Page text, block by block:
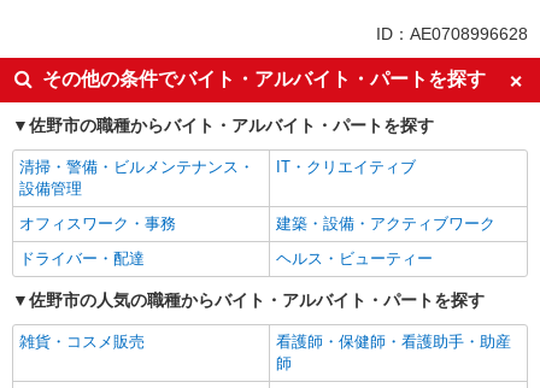
入社日応相談
経験者・有資格者歓迎
女性活躍中
ブランクOK
日払い
車通勤OK
バイク通勤OK
自転車通勤OK
交通費支給
社会保険あり
同じ職種から求人を探す
医療・介護・福祉
介護職・ヘルパー
ID：AE0708996628
その他の条件でバイト・アルバイト・パートを探す
佐野市の職種からバイト・アルバイト・パートを探す
清掃・警備・ビルメンテナンス・
設備管理
IT・クリエイティブ
オフィスワーク・事務
建築・設備・アクティブワーク
ドライバー・配達
ヘルス・ビューティー
佐野市の人気の職種からバイト・アルバイト・パートを探す
雑貨・コスメ販売
看護師・保健師・看護助手・助産
師